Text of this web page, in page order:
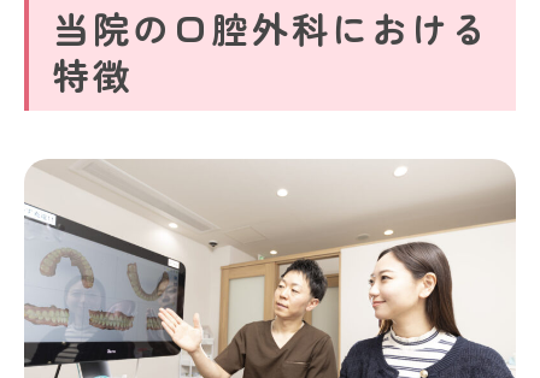
当院の口腔外科における
特徴